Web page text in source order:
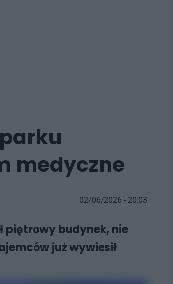
medyczne
02/06/2026 - 20:03
piętrowy budynek, nie
już wywiesił